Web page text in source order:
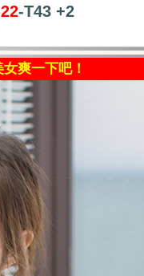
22-T43 +2
爽一下吧！